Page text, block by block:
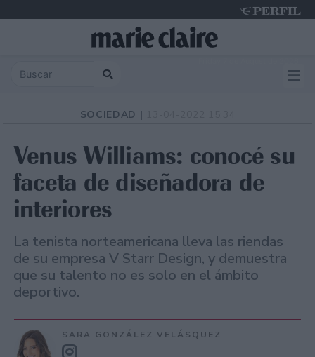
SOCIEDAD |
Venus Williams: conocé su
faceta de diseñadora de
interiores
La tenista norteamericana lleva las riendas
de su empresa V Starr Design, y demuestra
que su talento no es solo en el ámbito
deportivo.
SARA GONZÁLEZ VELÁSQUEZ